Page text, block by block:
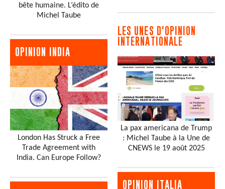
bête humaine. L’édito de
Michel Taube
OPINION INDIA
London Has Struck a Free
Trade Agreement with
India. Can Europe Follow?
LES UNES D'OPINION
INTERNATIONALE
La pax americana de Trump
: Michel Taube à la Une de
CNEWS le 19 août 2025
OPINION ITALIA